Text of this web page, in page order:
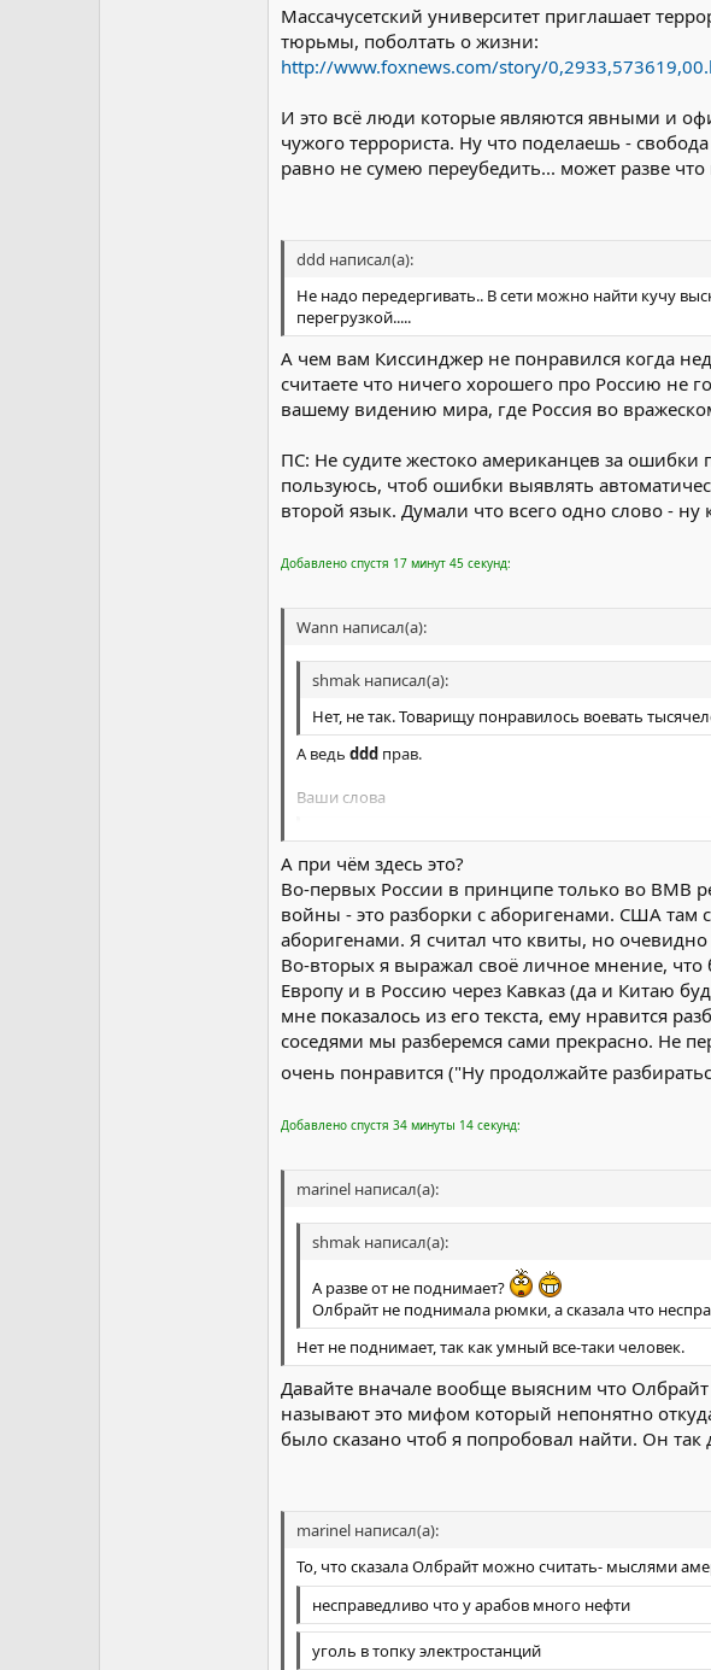
Массачусетский университет приглашает
тюрьмы, поболтать о жизни:
http://www.foxnews.com/story/
И это всё люди которые являются явными и
чужого террориста. Ну что поделаешь -
равно не сумею переубедить... может разве
ddd написал(а):
Не надо передергивать.. В сети можно найти кучу
перегрузкой.....
А чем вам Киссинджер не понравился когда
считаете что ничего хорошего про Россию не
вашему видению мира, где Россия во
ПС: Не судите жестоко американцев за ошибки
пользуюсь, чтоб ошибки выявлять
второй язык. Думали что всего одно слово -
Добавлено спустя 17 минут 45 секунд:
Wann написал(а):
shmak написал(а):
Нет, не так. Товарищу понравилось воевать
А ведь ddd прав.
Ваши слова
Не смущайтесь если мы и пальцем не пошевельнём
сидеть на своём острове и восстанавливаться.
И сколько раз вы пальцем шевелили когда у нас
России. :?
А при чём здесь это?
Во-первых России в принципе только во ВМВ
войны - это разборки с аборигенами. США там
аборигенами. Я считал что квиты, но
Во-вторых я выражал своё личное мнение, что
Европу и в Россию через Кавказ (да и Китаю
мне показалось из его текста, ему нравится
соседями мы разберемся сами прекрасно. Не
очень понравится ("Ну продолжайте
Добавлено спустя 34 минуты 14 секунд:
marinel написал(а):
shmak написал(а):
А разве от не поднимает?
Олбрайт не поднимала рюмки, а сказала что
Нет не поднимает, так как умный все-таки человек.
Давайте вначале вообще выясним что
называют это мифом который непонятно
было сказано чтоб я попробовал найти. Он так
marinel написал(а):
То, что сказала Олбрайт можно считать- мыслями
несправедливо что у арабов много нефти
уголь в топку электростанций